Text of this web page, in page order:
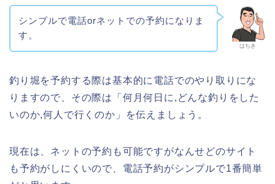
はちき
シンプルで電話orネットでの予約になりま
す。
釣り堀を予約する際は基本的に電話でのやり取りにな
りますので、その際は「何月何日に,どんな釣りをした
いのか,何人で行くのか」を伝えましょう。
現在は、ネットの予約も可能ですがなんせどのサイト
も予約がしにくいので、電話予約がシンプルで1番簡単